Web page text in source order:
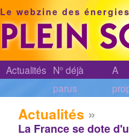
Le webzine des
Actualités N° déjà
parus
A
Actualités »
La France se dote